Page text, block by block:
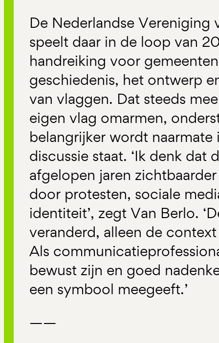
De Nederlandse Vereniging
speelt daar in de loop van
handreiking voor
geschiedenis, het ontwerp
van vlaggen. Dat steeds
eigen vlag omarmen,
belangrijker wordt
discussie staat. ‘Ik denk dat
afgelopen jaren
door protesten, sociale
identiteit’, zegt Van Berlo.
veranderd, alleen de
Als
bewust zijn en goed
een symbool meegeeft.’
——